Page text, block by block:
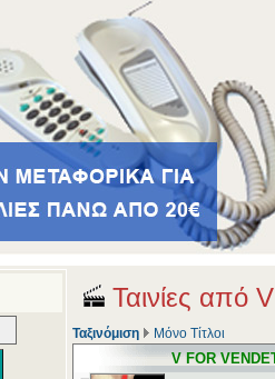
Ταινίες από V
Ταξινόμιση Μόνο Τίτλοι
V FOR